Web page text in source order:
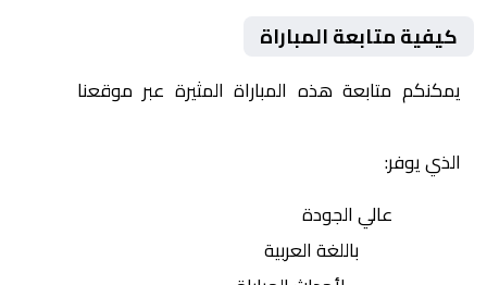
كيفية متابعة المباراة
يمكنكم متابعة هذه المباراة المثيرة عبر موقعنا
الذي يوفر:
عالي الجودة
باللغة العربية